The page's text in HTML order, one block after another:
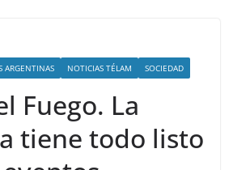
ARGENTINAS NOTICIAS TÉLAM SOCIEDAD
Fuego. La
tiene todo listo